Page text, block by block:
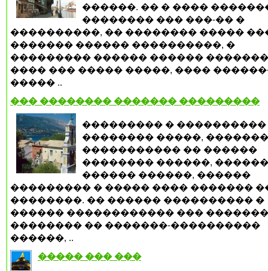
������. �� � ����
�������� ��� ���-�� �
����������, �� �������� �����
������� ������ ����������, �
��������� ������ ������
���� ��� ����� �����, ����
����� ..
��� �������� ������� ���������
��������� � ����������
�������� �����, �������
����������� �� ������
�������� ������, ������
������ ������, ������
��������� � ����� ���� �������
��������. �� ������ ���������� �
������ ������������ ���
�������� �� �������-����������
������, ..
����� ��� ���